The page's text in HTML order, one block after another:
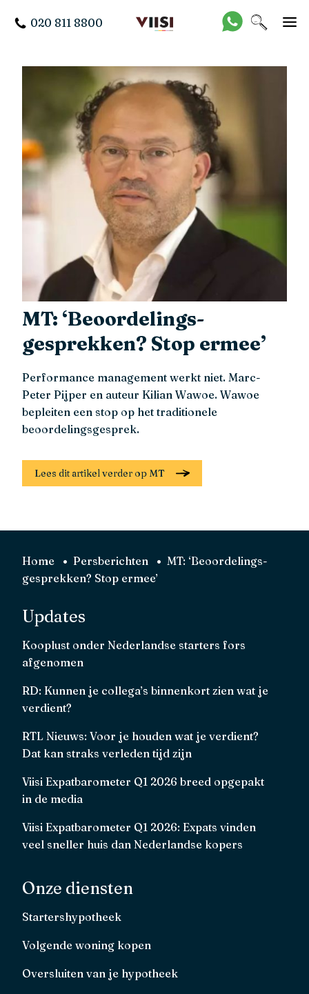
020 811 8800
MT: ‘Beoordelings­
gesprekken? Stop ermee’
Performance management werkt niet. Marc-
Peter Pijper en auteur Kilian Wawoe. Wawoe
bepleiten een stop op het traditionele
beoordelingsgesprek.
Lees dit artikel verder op MT
Home Persberichten
MT: ‘Beoordelings­
gesprekken? Stop ermee’
Updates
Kooplust onder Nederlandse starters fors
afgenomen
RD: Kunnen je collega’s binnenkort zien wat je
verdient?
RTL Nieuws: Voor je houden wat je verdient?
Dat kan straks verleden tijd zijn
Viisi Expatbarometer Q1 2026 breed opgepakt
in de media
Viisi Expatbarometer Q1 2026: Expats vinden
veel sneller huis dan Nederlandse kopers
Onze diensten
Startershypotheek
Volgende woning kopen
Oversluiten van je hypotheek